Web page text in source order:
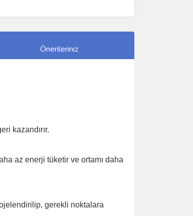
Önerileriniz
kazandırır.
az enerji tüketir ve ortamı daha
gerekli noktalara